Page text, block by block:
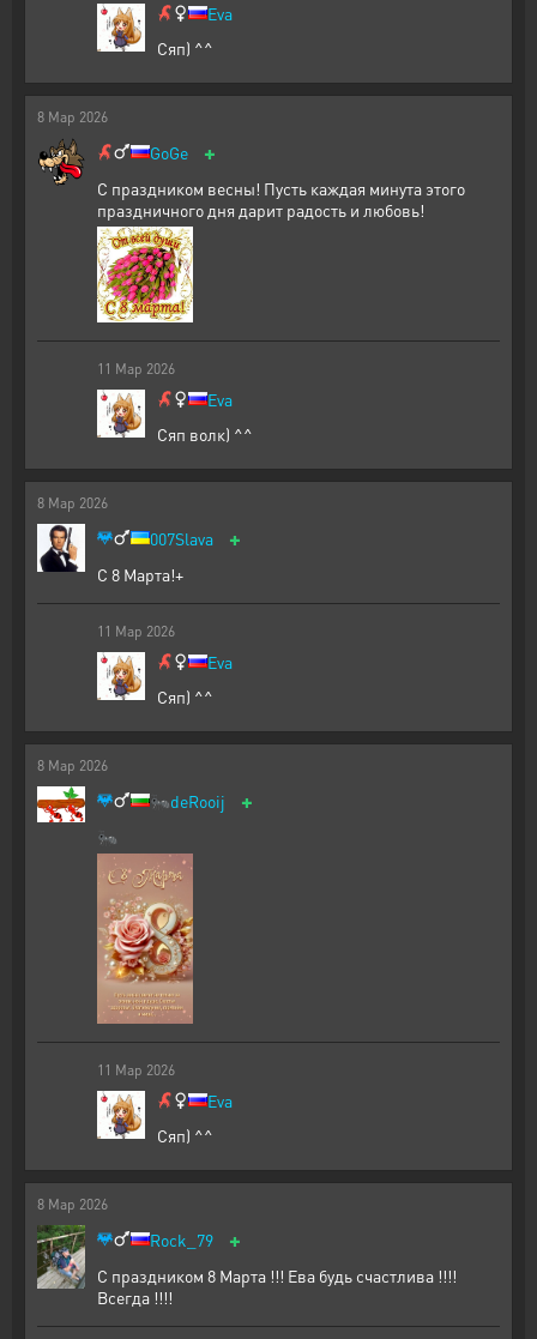
Eva
Сяп) ^^
8 Мар 2026
GoGe +
С праздником весны! Пусть каждая минута этого
праздничного дня дарит радость и любовь!
11 Мар 2026
Eva
Сяп волк) ^^
8 Мар 2026
007Slava +
С 8 Марта!+
11 Мар 2026
Eva
Сяп) ^^
8 Мар 2026
🐜deRooij +
🐜
11 Мар 2026
Eva
Сяп) ^^
8 Мар 2026
Rock_79 +
С праздником 8 Марта !!! Ева будь счастлива !!!!
Всегда !!!!